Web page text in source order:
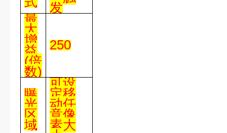
发
最
大
增
益
(倍
数)
250
曝
光
区
域
可设
定移
动任
意像
素大